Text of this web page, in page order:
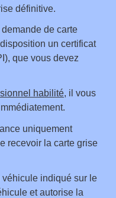
définitive.
de carte
un certificat
que vous devez
habilité, il vous
uniquement
recevoir la carte grise
véhicule indiqué sur le
et autorise la